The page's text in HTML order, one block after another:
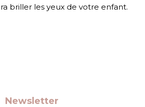
briller les yeux de votre enfant.
Newsletter